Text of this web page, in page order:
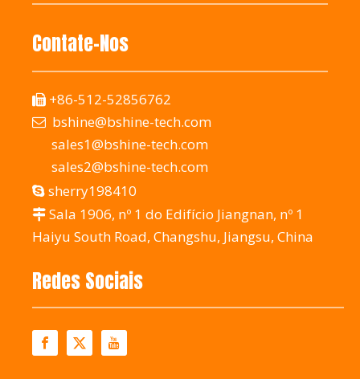
Contate-Nos
 +86-512-52856762
 bshine@bshine-tech.com
sales1@bshine-tech.com
sales2@bshine-tech.com
 sherry198410
 Sala 1906, nº 1 do Edifício Jiangnan, nº 1
Haiyu South Road, Changshu, Jiangsu, China
Redes Sociais